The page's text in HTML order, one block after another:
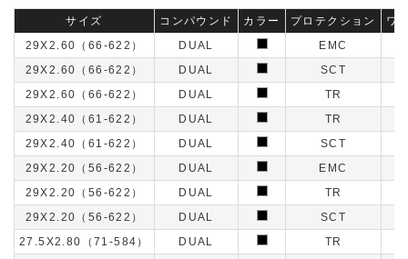
サイズ コンパウンド カラー プロテクション
ワ
29X2.60（66-622）
DUAL EMC
29X2.60（66-622）
DUAL SCT
29X2.60（66-622）
DUAL TR
29X2.40（61-622）
DUAL TR
29X2.40（61-622）
DUAL SCT
29X2.20（56-622）
DUAL EMC
29X2.20（56-622）
DUAL TR
29X2.20（56-622）
DUAL SCT
27.5X2.80（71-584）
DUAL TR